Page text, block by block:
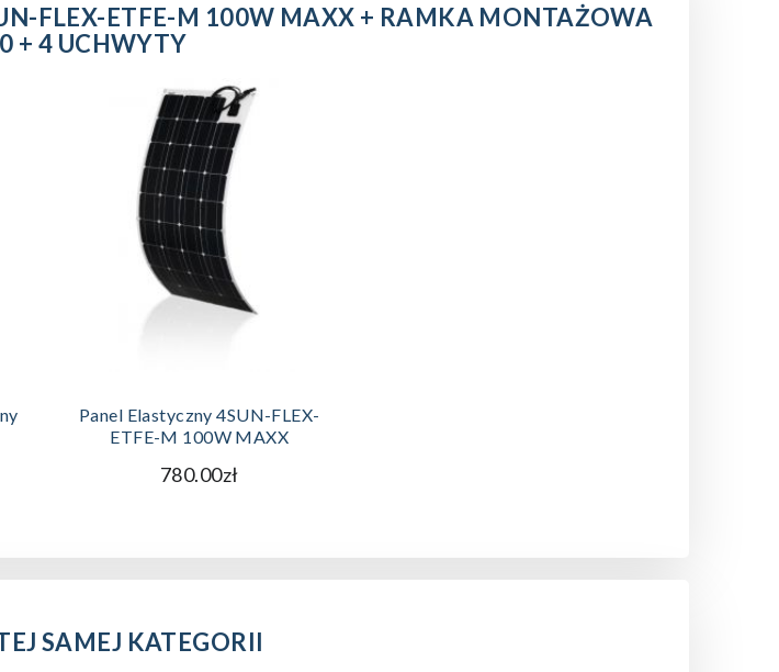
FLEX-ETFE-M 100W MAXX + RAMKA MONTAŻOWA
+ 4 UCHWYTY
Panel Elastyczny 4SUN-FLEX-
ETFE-M 100W MAXX
780.00zł
SAMEJ KATEGORII